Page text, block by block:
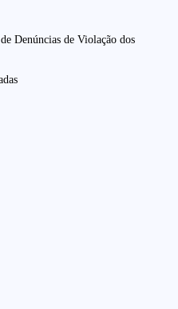
Denúncias de Violação dos